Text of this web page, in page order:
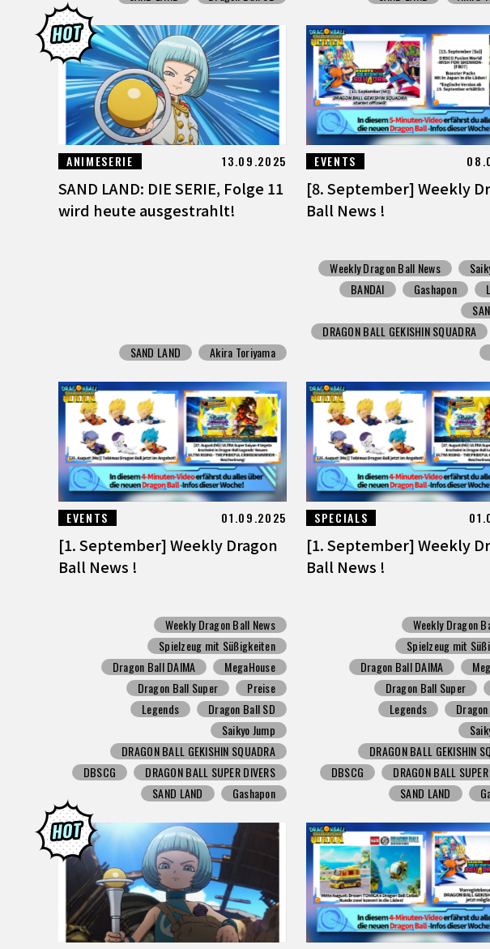
ANIMESERIE 13.09.2025
SAND LAND: DIE SERIE, Folge 11
wird heute ausgestrahlt!
SAND LAND Akira Toriyama
EVENTS
[8. September] Weekly
Ball News !
Weekly Dragon Ball News
BANDAI
Gashapon
DRAGON BALL GEKISHIN SQUADRA
EVENTS 01.09.2025
[1. September] Weekly Dragon
Ball News !
Weekly Dragon Ball News
Spielzeug mit Süßigkeiten
Dragon Ball DAIMA
MegaHouse
Dragon Ball Super
Preise
Legends
Dragon Ball SD
Saikyo Jump
DRAGON BALL GEKISHIN SQUADRA
DBSCG
DRAGON BALL SUPER DIVERS
SAND LAND
Gashapon
SPECIALS
[1. September] Weekly
Ball News !
Weekly Dragon
Spielzeug mit
Dragon Ball DAIMA
Dragon Ball Super
Legends
DRAGON BALL GEKISHIN
DBSCG
DRAGON BALL
SAND LAND